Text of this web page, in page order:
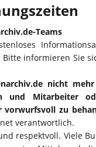
Teams
informieren Sie
nicht
und Mitarbeiter
zu
verantwortlich.
respektvoll. Viele